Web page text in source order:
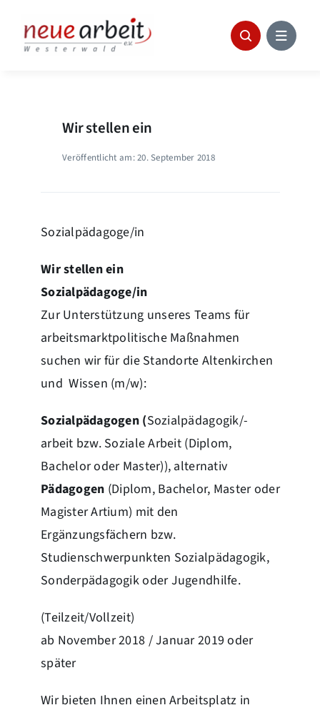
content
Wir stellen ein
Veröffentlicht am: 20. September 2018
Sozialpädagoge/in
Wir stellen ein
Sozialpädagoge/in
Zur Unterstützung unseres Teams für
arbeitsmarktpolitische Maßnahmen
suchen wir für die Standorte Altenkirchen
und Wissen (m/w):
Sozialpädagogen (Sozialpädagogik/-
arbeit bzw. Soziale Arbeit (Diplom,
Bachelor oder Master)), alternativ
Pädagogen (Diplom, Bachelor, Master oder
Magister Artium) mit den
Ergänzungsfächern bzw.
Studienschwerpunkten Sozialpädagogik,
Sonderpädagogik oder Jugendhilfe.
(Teilzeit/Vollzeit)
ab November 2018 / Januar 2019 oder
später
Wir bieten Ihnen einen Arbeitsplatz in